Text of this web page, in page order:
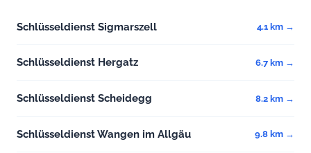
Schlüsseldienst Sigmarszell 4.1 km →
Schlüsseldienst Hergatz 6.7 km →
Schlüsseldienst Scheidegg 8.2 km →
Schlüsseldienst Wangen im Allgäu 9.8 km →